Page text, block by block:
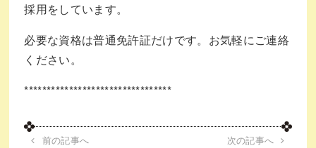
採用をしています。
必要な資格は普通免許証だけです。お気軽にご連絡
ください。
*********************************
前の記事へ 次の記事へ